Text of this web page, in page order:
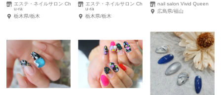
エステ・ネイルサロン Ch
u-ra
栃木県/栃木
エステ・ネイルサロン Ch
u-ra
栃木県/栃木
nail salon Vivid Queen
広島県/福山